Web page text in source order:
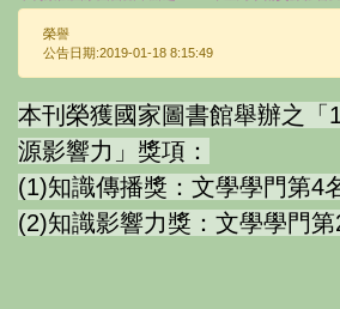
榮譽
公告日期:2019-01-18 8:15:49
本刊榮獲國家圖書館舉辦之「
源影響力」獎項：
(1)知識傳播獎：文學學門第4
(2)知識影響力獎：文學學門第